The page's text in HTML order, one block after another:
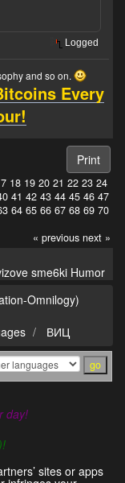
Logged
and so on.
Every
Print
18 19 20 21 22 23 24
41 42 43 44 45 46 47
64 65 66 67 68 69 70
« previous next »
sme6ki Humor
Omnilogy)
ВИЦ
day!
sites or apps